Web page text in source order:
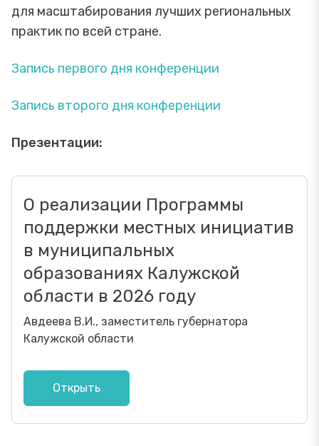
для масштабирования лучших региональных
практик по всей стране.
Запись первого дня конференции
Запись второго дня конференции
Презентации:
О реализации Программы
поддержки местных инициатив
в муниципальных
образованиях Калужской
области в 2026 году
Авдеева В.И., заместитель губернатора
Калужской области
Открыть